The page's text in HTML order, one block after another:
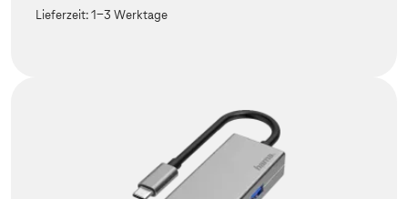
Lieferzeit:1-3 Werktage